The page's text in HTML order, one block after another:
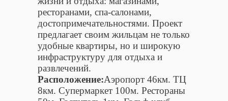
ресторанами, спа-салонами,
достопримечательностями. Проект
предлагает своим жильцам не только
удобные квартиры, но и широкую
инфраструктуру для отдыха и
развлечений.
Расположение:Аэропорт 46км. ТЦ
8км. Супермаркет 100м. Рестораны